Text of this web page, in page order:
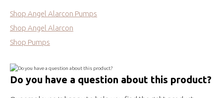
Shop Angel Alarcon Pumps
Shop Angel Alarcon
Shop Pumps
Do you have a question about this product?